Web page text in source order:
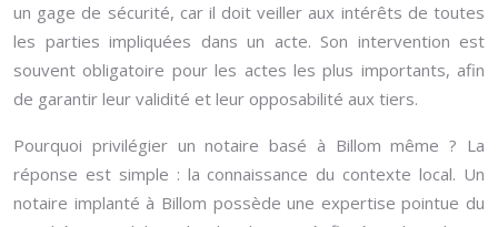
un gage de sécurité, car il doit veiller aux intérêts de toutes
les parties impliquées dans un acte. Son intervention est
souvent obligatoire pour les actes les plus importants, afin
de garantir leur validité et leur opposabilité aux tiers.
Pourquoi privilégier un notaire basé à Billom même ? La
réponse est simple : la connaissance du contexte local. Un
notaire implanté à Billom possède une expertise pointue du